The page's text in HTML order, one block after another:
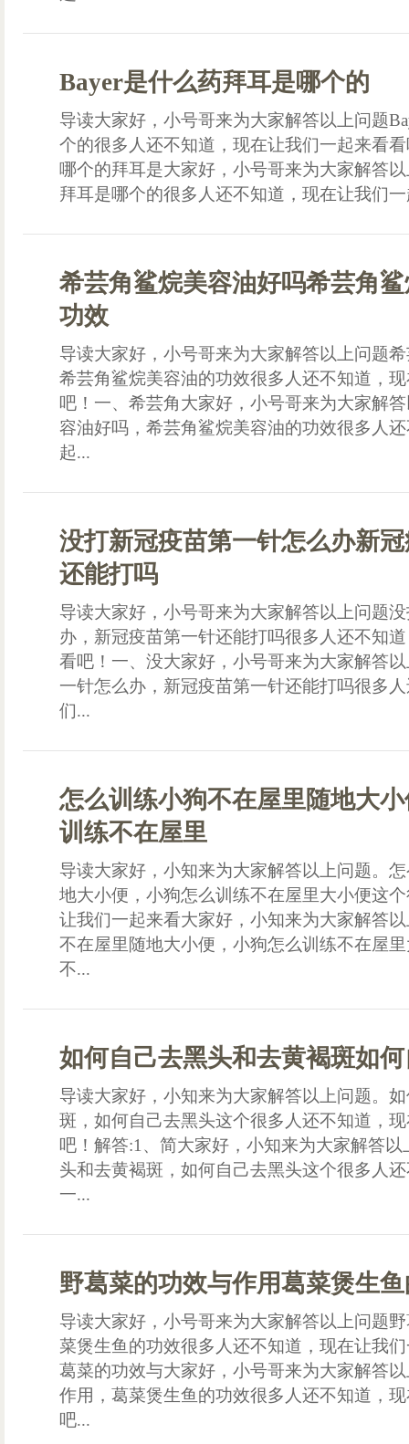
Bayer是什么药拜耳是哪个的
导读大家好，小号哥来为大家解答以上问题
个的很多人还不知道，现在让我们一起来看
哪个的拜耳是大家好，小号哥来为大家解答
拜耳是哪个的很多人还不知道，现在让我们
希芸角鲨烷美容油好吗希芸角
功效
导读大家好，小号哥来为大家解答以上问题
希芸角鲨烷美容油的功效很多人还不知道，
吧！一、希芸角大家好，小号哥来为大家解
容油好吗，希芸角鲨烷美容油的功效很多人
起...
没打新冠疫苗第一针怎么办新
还能打吗
导读大家好，小号哥来为大家解答以上问题
办，新冠疫苗第一针还能打吗很多人还不知
看吧！一、没大家好，小号哥来为大家解答
一针怎么办，新冠疫苗第一针还能打吗很多
们...
怎么训练小狗不在屋里随地大
训练不在屋里
导读大家好，小知来为大家解答以上问题。
地大小便，小狗怎么训练不在屋里大小便这
让我们一起来看大家好，小知来为大家解答
不在屋里随地大小便，小狗怎么训练不在屋
不...
如何自己去黑头和去黄褐斑如
导读大家好，小知来为大家解答以上问题。
斑，如何自己去黑头这个很多人还不知道，
吧！解答:1、简大家好，小知来为大家解答
头和去黄褐斑，如何自己去黑头这个很多人
一...
野葛菜的功效与作用葛菜煲生
导读大家好，小号哥来为大家解答以上问题
菜煲生鱼的功效很多人还不知道，现在让我
葛菜的功效与大家好，小号哥来为大家解答
作用，葛菜煲生鱼的功效很多人还不知道，
吧...